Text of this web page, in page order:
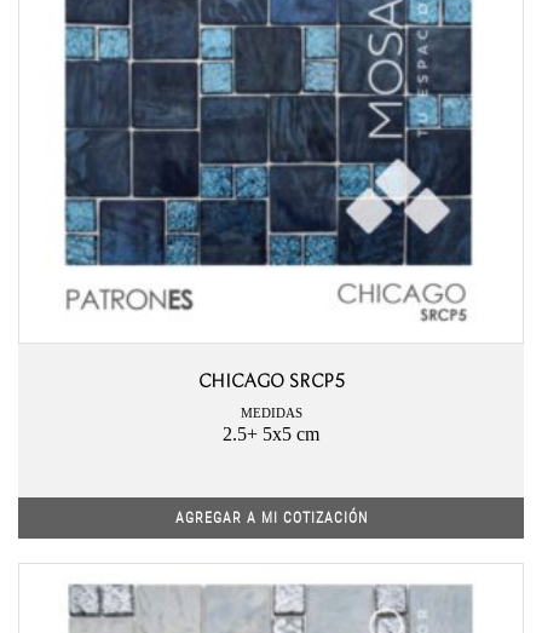
CHICAGO SRCP5
MEDIDAS
2.5+ 5x5 cm
AGREGAR A MI COTIZACIÓN